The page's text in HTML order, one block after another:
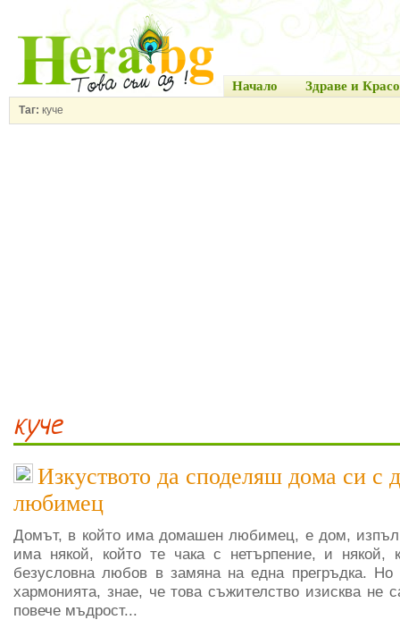
Начало Здраве и
Таг: куче
куче
Изкуството да споделяш дома си с
любимец
Домът, в който има домашен любимец, е дом,
има някой, който те чака с нетърпение, и някой,
безусловна любов в замяна на една прегръдка. Но
хармонията, знае, че това съжителство изисква не
повече мъдрост...